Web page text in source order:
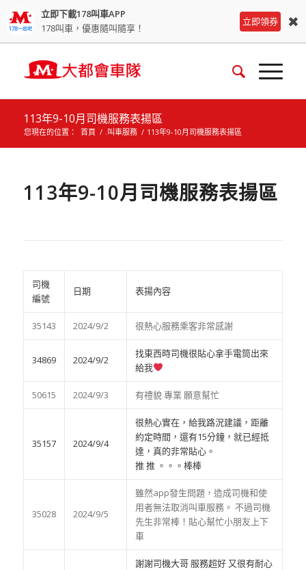
立即下載178叫車APP
178叫車，優惠隨叫隨享！
立即領券 ✖
113年9-10月司機服務表揚區
您現在的位置： 首頁 / .叫車服務 / 113年9-10月司機服務表揚區
113年9-10月司機服務表揚區
司機
編號
日期 表揚內容
35143 2024/9/2 很熱心服務乘客非常感謝
34869 2024/9/2
找東西時司機很貼心拿手電筒出來
給我
50615 2024/9/3 有禮貌 專業 願意幫忙
35157 2024/9/4
很熱心實在，給我路況建議，距離
約定時間，還有15分鐘，就已經抵
達，真的非常貼心。
推 推 。。。棒棒
35028 2024/9/5
雖然app發生問題，造成司機和使
用者無法取消叫車服務。 不過司機
先生非常棒！貼心幫忙小朋友上下
車
謝謝司機大哥 服務超好 又很有耐心